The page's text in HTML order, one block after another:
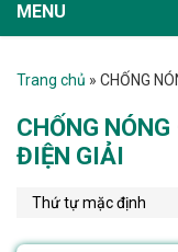
MENU
Trang chủ » CHỐNG
CHỐNG
ĐIỆN GIẢI